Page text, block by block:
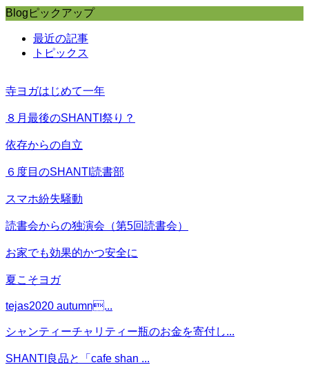
Blogピックアップ
最近の記事
トピックス
寺ヨガはじめて一年
８月最後のSHANTI祭り？
依存からの自立
６度目のSHANTI読書部
スマホ紛失騒動
読書会からの独演会（第5回読書会）
お家でも効果的かつ安全に
夏こそヨガ
tejas2020 autumn...
シャンティーチャリティー瓶のお金を寄付し...
SHANTI良品と「cafe shan ...